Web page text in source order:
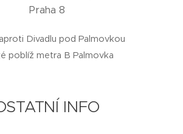
Praha 8
Divadlu pod Palmovkou
poblíž metra B Palmovka
INFO